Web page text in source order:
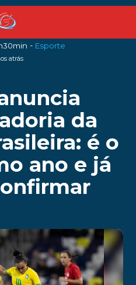
- Esporte
atrás
da
é o
ano e já